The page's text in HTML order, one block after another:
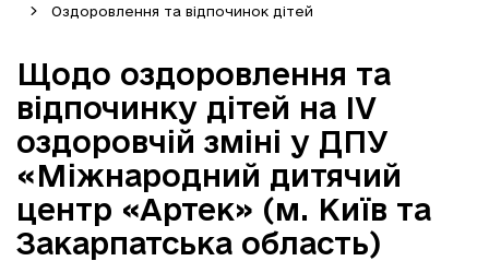
Оздоровлення та відпочинок дітей
Щодо оздоровлення та
відпочинку дітей на ІV
оздоровчій зміні у ДПУ
«Міжнародний дитячий
центр «Артек» (м. Київ та
Закарпатська область)